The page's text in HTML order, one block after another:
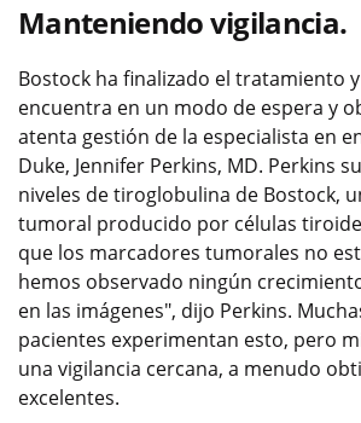
Manteniendo vigilancia.
Bostock ha finalizado el tratamiento
encuentra en un modo de espera y
atenta gestión de la especialista en
Duke, Jennifer Perkins, MD. Perkins
niveles de tiroglobulina de Bostock,
tumoral producido por células
que los marcadores tumorales no
hemos observado ningún
en las imágenes", dijo Perkins.
pacientes experimentan esto, pero
una vigilancia cercana, a menudo
excelentes.